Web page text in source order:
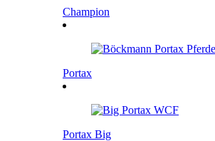
Champion
Portax
Portax Big